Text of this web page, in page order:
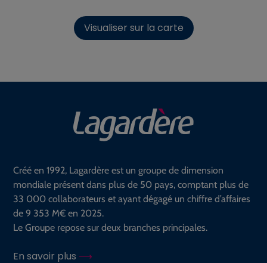
Visualiser sur la carte
Créé en 1992, Lagardère est un groupe de dimension
mondiale présent dans plus de 50 pays, comptant plus de
33 000 collaborateurs et ayant dégagé un chiffre d’affaires
de 9 353 M€ en 2025.
Le Groupe repose sur deux branches principales.
En savoir plus